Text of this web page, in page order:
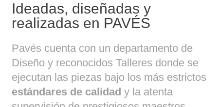
Ideadas, diseñadas y
realizadas en PAVÉS
Pavés cuenta con un departamento de
Diseño y reconocidos Talleres donde se
ejecutan las piezas bajo los más estrictos
estándares de calidad y la atenta